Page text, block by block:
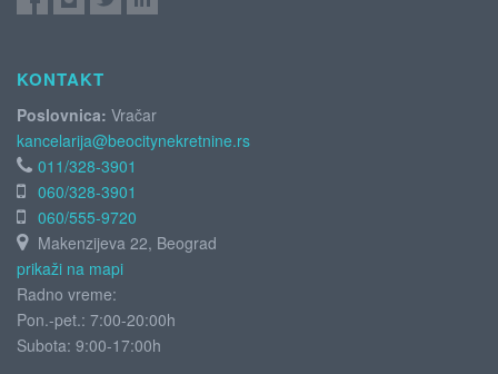
KONTAKT
Poslovnica: Vračar
kancelarija@beocitynekretnine.rs
011/328-3901
060/328-3901
060/555-9720
Makenzijeva 22, Beograd
prikaži na mapi
Radno vreme:
Pon.-pet.: 7:00-20:00h
Subota: 9:00-17:00h